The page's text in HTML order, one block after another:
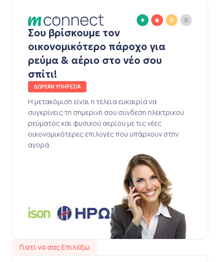
Σου βρίσκουμε τον
οικονομικότερο πάροχο για
ρεύμα & αέριο στο νέο σου
σπίτι!
ΔΩΡΕΑΝ ΥΠΗΡΕΣΙΑ
Η μετακόμιση είναι η τέλεια ευκαιρία να
συγκρίνεις τη σημερινή σου σύνδεση ηλεκτρικού
ρεύματος και φυσικού αερίου με τις νέες
οικονομικότερες επιλογές που υπάρχουν στην
αγορά.
Γιατί να σας Επιλέξω